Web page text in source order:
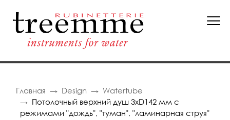
Главная Design
Watertube
Потолочный верхний душ 3хD142 мм с
режимами "дождь", "туман", "ламинарная струя"